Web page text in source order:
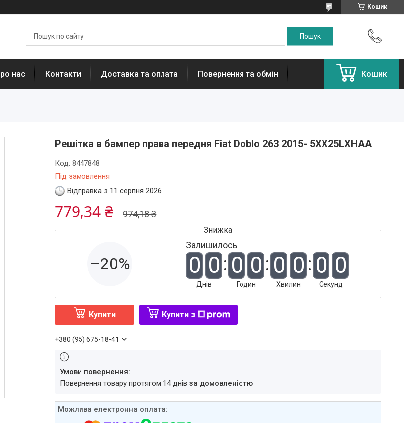
Кошик
нас Контакти Доставка та оплата Повернення та обмін Кошик
Решітка в бампер права передня Fiat Doblo 263 2015- 5XX25LXHAA
Під замовлення
Код:8447848
Відправка з 11 серпня 2026
974,18 ₴
779,34 ₴
–20%
Залишилось
0 0
Днів
0 0
Годин
0 0
Хвилин
0 0
Секунд
Купити Купити з
+380 (95) 675-18-41
повернення товару протягом 14 днівза домовленістю